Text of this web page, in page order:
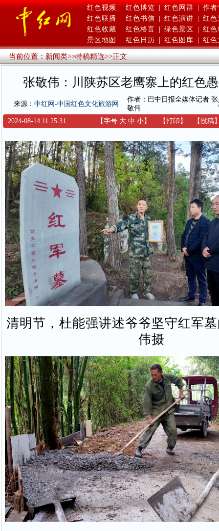
红色视频 | 红色博览 | 红色网群 | 作者
红色联播
红色书信 红色演讲
红色
红色收藏
红色格言 绿色景区
红色
景区地图
红色日历 红色图库 红色
当前位置：新闻类>>特稿精选>>正文
张敬伟：川陕苏区老鹰寨上的红色
来源： 中红网-中国红色文化旅游网
作者：巴中日报全媒体记者 张
敬伟
2024-08-14 11:25:31 【字号 大 中 小】 【打印 】 【投稿
清明节，杜能强讲述爷爷坚守红军
伟摄